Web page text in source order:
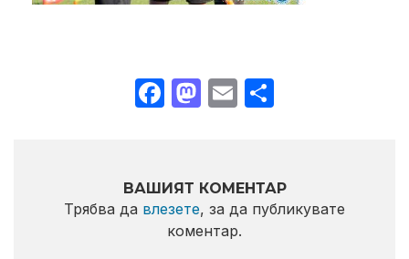
Facebook
Mastodon
Email
ВАШИЯТ КОМЕНТАР
Трябва да влезете, за да публикувате
коментар.